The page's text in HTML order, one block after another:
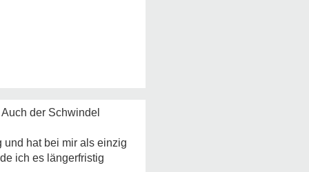
der Schwindel
hat bei mir als einzig
ich es längerfristig